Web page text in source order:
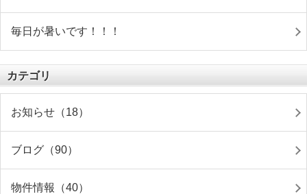
毎日が暑いです！！！
カテゴリ
お知らせ（18）
ブログ（90）
物件情報（40）